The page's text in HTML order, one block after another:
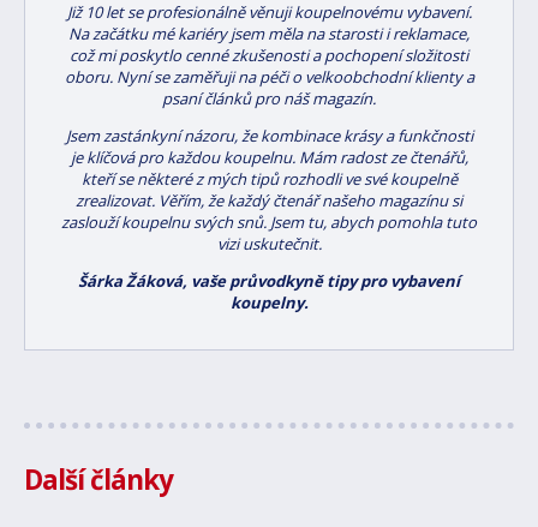
Již 10 let se profesionálně věnuji koupelnovému vybavení.
Na začátku mé kariéry jsem měla na starosti i reklamace,
což mi poskytlo cenné zkušenosti a pochopení složitosti
oboru. Nyní se zaměřuji na péči o velkoobchodní klienty a
psaní článků pro náš magazín.
Jsem zastánkyní názoru, že kombinace krásy a funkčnosti
je klíčová pro každou koupelnu. Mám radost ze čtenářů,
kteří se některé z mých tipů rozhodli ve své koupelně
zrealizovat. Věřím, že každý čtenář našeho magazínu si
zaslouží koupelnu svých snů. Jsem tu, abych pomohla tuto
vizi uskutečnit.
Šárka Žáková, vaše průvodkyně tipy pro vybavení
koupelny.
Další články